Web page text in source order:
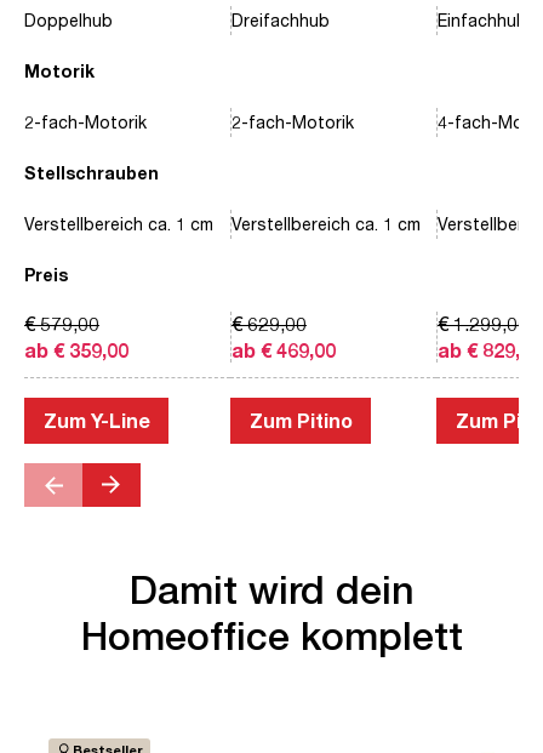
Motorik
Stellschrauben
Preis
Doppelhub
2-fach-Motorik
Verstellbereich ca. 1 cm
ab € 359,00
€ 579,00
Zum Y-Line
Dreifachhub
2-fach-Motorik
Verstellbereich ca. 1 cm
ab € 469,00
€ 629,00
Zum Pitino
Einfachhub
4-fach-
ab € 829,00
€ 1.299,00
Zum
Damit wird dein
Homeoffice komplett
Bestseller